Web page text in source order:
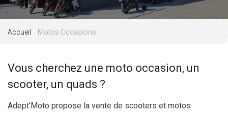
Accueil Motos Occasions
Vous cherchez une moto occasion, un
scooter, un quads ?
Adept’Moto propose la vente de scooters et motos